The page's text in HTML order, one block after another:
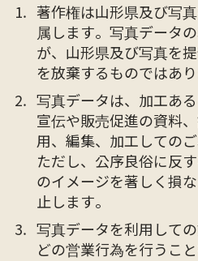
著作権は山形県及び写
属します。写真データ
が、山形県及び写真を
を放棄するものではあり
写真データは、加工あ
宣伝や販売促進の資料
用、編集、加工しての
ただし、公序良俗に反
のイメージを著しく損
止します。
写真データを利用して
どの営業行為を行うこ